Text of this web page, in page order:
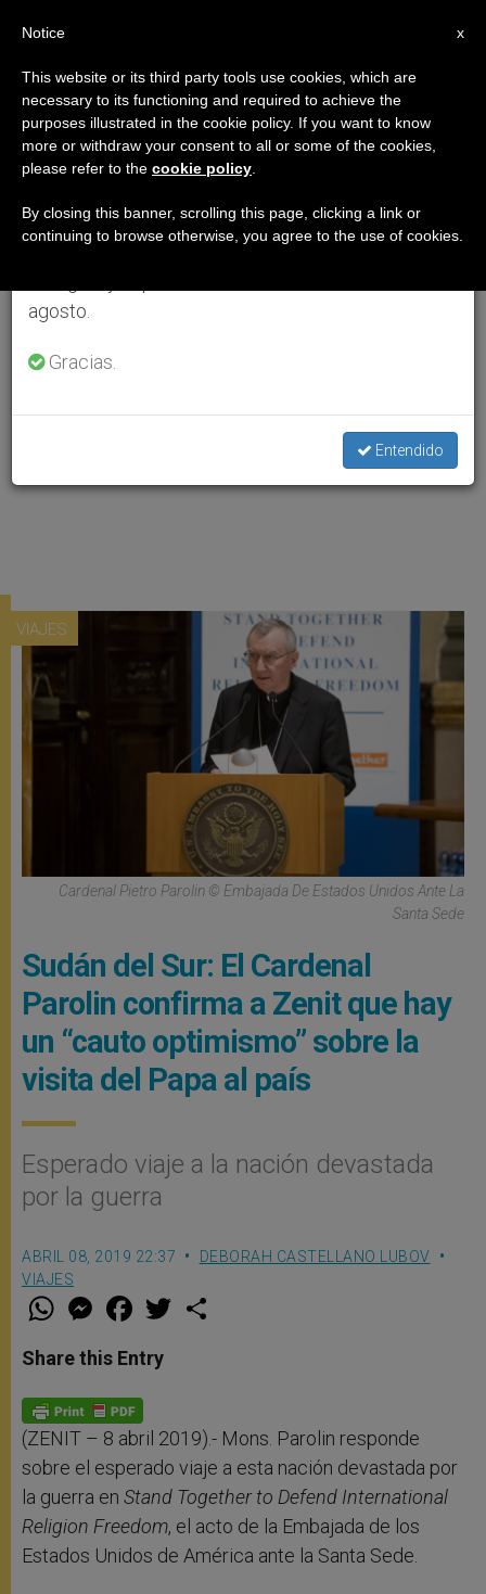
VIAJES
Cardenal Pietro Parolin © Embajada De Estados Unidos Ante La
Santa Sede
Sudán del Sur: El Cardenal
Parolin confirma a Zenit que hay
un “cauto optimismo” sobre la
visita del Papa al país
Esperado viaje a la nación devastada
por la guerra
ABRIL 08, 2019 22:37
DEBORAH CASTELLANO LUBOV
VIAJES
W
t
s
p
p
M
e
s
e
g
e
F
a
e
b
o
k
w
Share this Entry
(ZENIT – 8 abril 2019).- Mons. Parolin responde
sobre el esperado viaje a esta nación devastada por
la guerra en Stand Together to Defend International
Religion Freedom, el acto de la Embajada de los
Estados Unidos de América ante la Santa Sede.
×
Aviso importante
Del 27 de julio al 7 de agosto haremos la pausa
anual, aprovechando que en el periodo de verano
se generan menos informaciones y también el
agosto.
Gracias.
Entendido
x
Notice
This website or its third party tools use cookies, which are
necessary to its functioning and required to achieve the
purposes illustrated in the cookie policy. If you want to know
more or withdraw your consent to all or some of the cookies,
please refer to the cookie policy
By closing this banner, scrolling this page, clicking a link or
continuing to browse otherwise, you agree to the use of cookies.